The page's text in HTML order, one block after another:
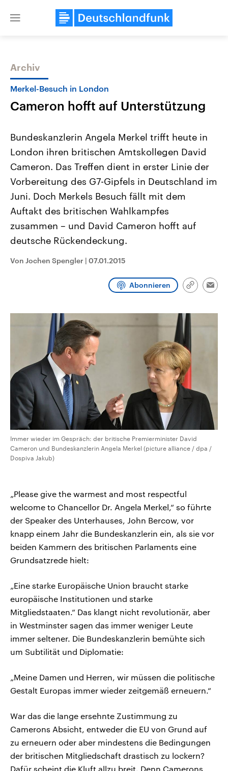
Close
Themen
USA
Aktuelle Beiträge, Analysen und
Hintergründe
Wirtschaftlich und militärisch
gehören die Vereinigten Staaten zu
mit großem Einfluss auf das
Nahostkonflikt
Aktuelle Lage und
Der Überfall der
Terrororganisation Hamas
Oktober 2023 auf Israel
Region wieder die
Israel möchte die Hamas
Sendungen Programm
Archiv
Merkel-Besuch in London
Cameron hofft auf Unterstützung
Bundeskanzlerin Angela Merkel trifft heute in
London ihren britischen Amtskollegen David
Cameron. Das Treffen dient in erster Linie der
Vorbereitung des G7-Gipfels in Deutschland im
Juni. Doch Merkels Besuch fällt mit dem
Auftakt des britischen Wahlkampfes
zusammen – und David Cameron hofft auf
deutsche Rückendeckung.
Von Jochen Spengler | 07.01.2015
Abonnieren
Link
Immer wieder im Gespräch: der britische Premierminister David
Cameron und Bundeskanzlerin Angela Merkel (picture alliance / dpa /
Dospiva Jakub)
„Please give the warmest and most respectful
welcome to Chancellor Dr. Angela Merkel,“ so führte
der Speaker des Unterhauses, John Bercow, vor
knapp einem Jahr die Bundeskanzlerin ein, als sie vor
beiden Kammern des britischen Parlaments eine
Grundsatzrede hielt:
„Eine starke Europäische Union braucht starke
europäische Institutionen und starke
Mitgliedstaaten.“ Das klangt nicht revolutionär, aber
in Westminster sagen das immer weniger Leute
immer seltener. Die Bundeskanzlerin bemühte sich
um Subtilität und Diplomatie:
„Meine Damen und Herren, wir müssen die politische
Gestalt Europas immer wieder zeitgemäß erneuern.“
War das die lange ersehnte Zustimmung zu
Camerons Absicht, entweder die EU von Grund auf
zu erneuern oder aber mindestens die Bedingungen
der britischen Mitgliedschaft drastisch zu lockern?
Dafür scheint die Kluft allzu breit. Denn Camerons